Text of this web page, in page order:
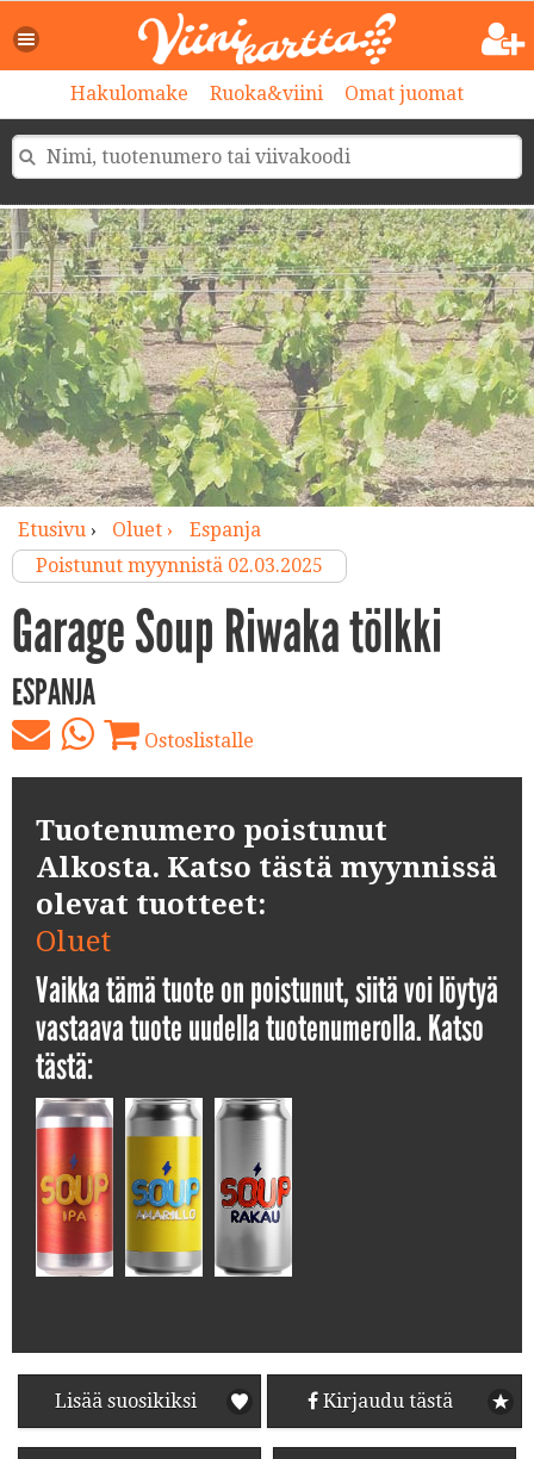
Hakulomake Ruoka&viini Omat juomat
Etusivu› Oluet ›
Espanja
Poistunut myynnistä 02.03.2025
Garage Soup Riwaka tölkki
ESPANJA
Ostoslistalle
Tuotenumero poistunut
Alkosta. Katso tästä myynnissä
olevat tuotteet:
Oluet
Vaikka tämä tuote on poistunut, siitä voi löytyä
vastaava tuote uudella tuotenumerolla. Katso
tästä:
Lisää suosikiksi Kirjaudu tästä